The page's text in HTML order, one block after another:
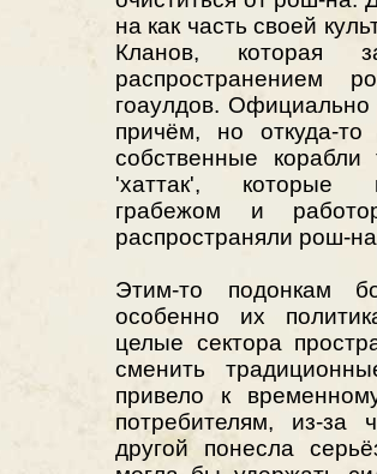
на как часть своей
Кланов, которая
распространением
гоаулдов.
причём, но откуда-
собственные
'хаттак', которые
грабежом и
распространяли рош-
Этим-то подонкам
особенно их
целые сектора
сменить
привело к
потребителям, из-за
другой понесла